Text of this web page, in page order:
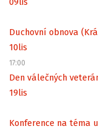
Duchovní obnova
10lis
17:00
Den válečných
19lis
Konference na téma